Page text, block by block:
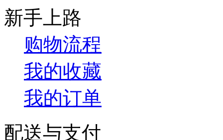
新手上路
购物流程
我的收藏
我的订单
配送与支付